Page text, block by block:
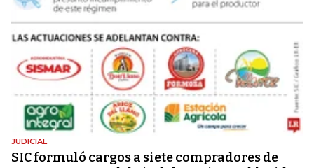
JUDICIAL
SIC formuló cargos a siete compradores de